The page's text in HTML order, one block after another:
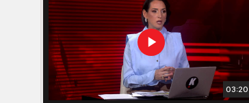
03:20